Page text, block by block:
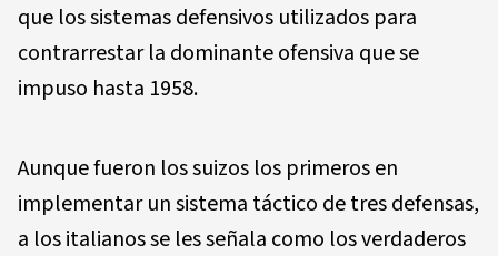
que los sistemas defensivos utilizados para
contrarrestar la dominante ofensiva que se
impuso hasta 1958.
Aunque fueron los suizos los primeros en
implementar un sistema táctico de tres defensas,
a los italianos se les señala como los verdaderos